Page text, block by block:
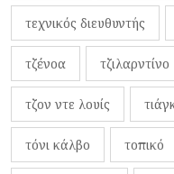
τεχνικός διευθυντής
τζένοα τζιλαρντίνο
τζον ντε λουίς
τόνι κάλβο τοπικό